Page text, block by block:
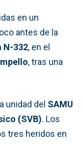
en un
antes de la
N-332, en el
, tras una
unidad del SAMU
(SVB). Los
tres heridos en